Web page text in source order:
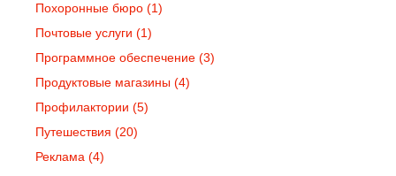
Похоронные бюро (1)
Почтовые услуги (1)
Программное обеспечение (3)
Продуктовые магазины (4)
Профилактории (5)
Путешествия (20)
Реклама (4)